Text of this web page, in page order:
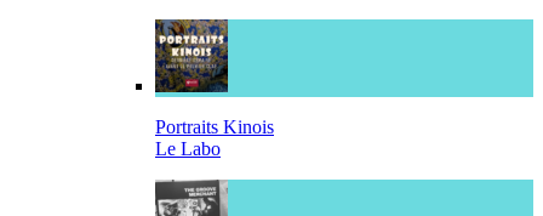
Portraits Kinois
Le Labo